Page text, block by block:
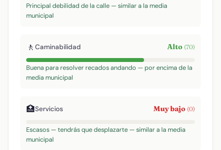
Principal debilidad de la calle — similar a la media
municipal
🚶 Caminabilidad Alto (70)
Buena para resolver recados andando — por encima de la
media municipal
🏥Servicios Muy bajo (0)
Escasos — tendrás que desplazarte — similar a la media
municipal